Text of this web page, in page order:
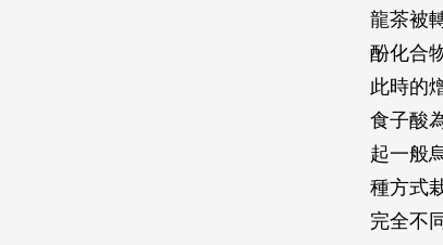
龍茶被
酚化合
此時的
食子酸
起一般
種方式
完全不